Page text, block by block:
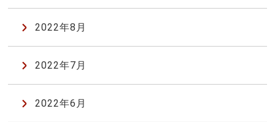
2022年8月
2022年7月
2022年6月